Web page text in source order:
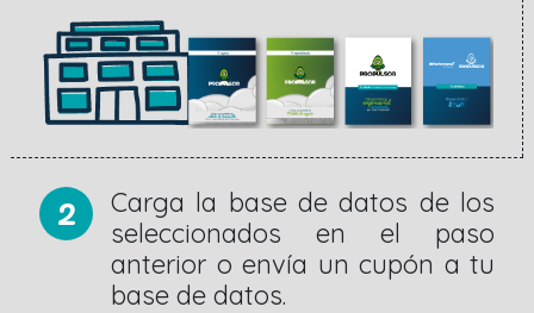
2
Carga la base de datos de los
seleccionados en el paso
anterior o envía un cupón a tu
base de datos.